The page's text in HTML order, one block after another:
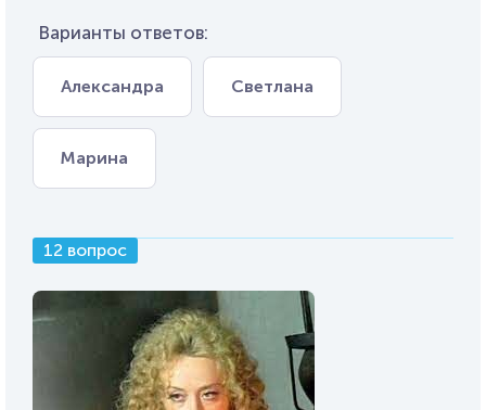
Варианты ответов:
Александра Светлана
Марина
12 вопрос